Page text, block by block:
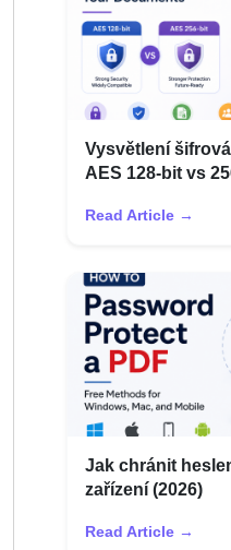
Vysvětlení
AES 128-bit vs
Read Article →
Jak chránit
zařízení (2026)
Read Article →